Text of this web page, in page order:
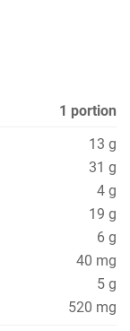
1 portion
13 g
31 g
4 g
19 g
6 g
40 mg
5 g
520 mg